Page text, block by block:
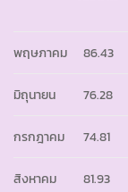
พฤษภาคม 86.43
มิถุนายน 76.28
กรกฎาคม 74.81
สิงหาคม 81.93